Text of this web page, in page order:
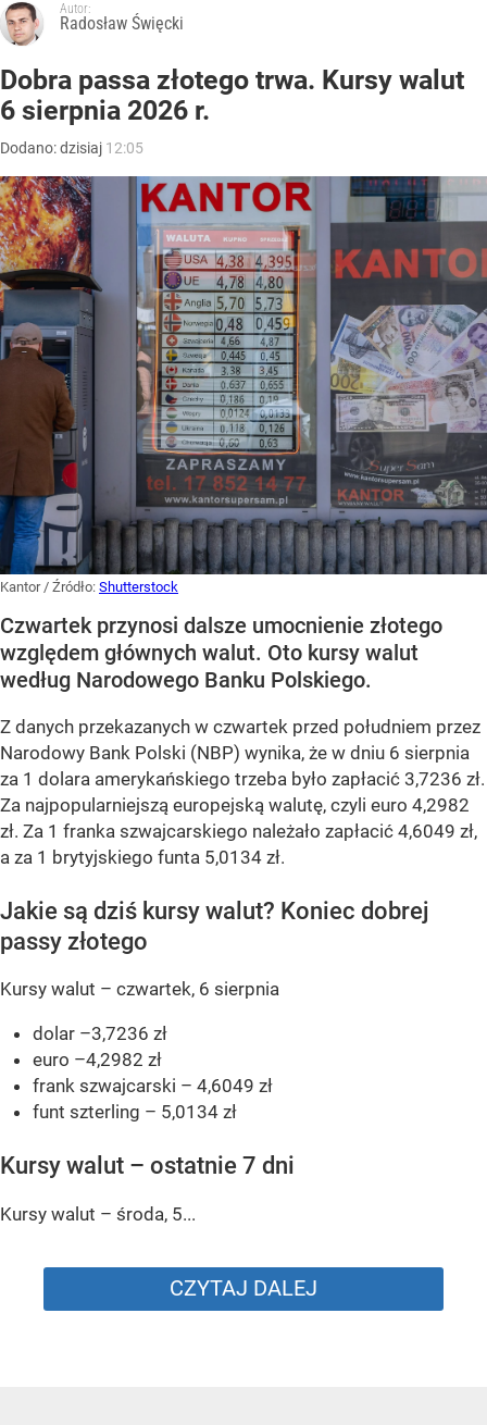
Autor:
Radosław Święcki
Dobra passa złotego trwa. Kursy walut
6 sierpnia 2026 r.
Dodano:dzisiaj 12:05
Kantor/ Źródło: Shutterstock
Czwartek przynosi dalsze umocnienie złotego
względem głównych walut. Oto kursy walut
według Narodowego Banku Polskiego.
Z danych przekazanych w czwartek przed południem przez
Narodowy Bank Polski (NBP) wynika, że w dniu 6 sierpnia
za 1 dolara amerykańskiego trzeba było zapłacić 3,7236 zł.
Za najpopularniejszą europejską walutę, czyli euro 4,2982
zł. Za 1 franka szwajcarskiego należało zapłacić 4,6049 zł,
a za 1 brytyjskiego funta 5,0134 zł.
Jakie są dziś kursy walut? Koniec dobrej
passy złotego
Kursy walut – czwartek, 6 sierpnia
dolar –3,7236 zł
euro –4,2982 zł
frank szwajcarski – 4,6049 zł
funt szterling – 5,0134 zł
Kursy walut – ostatnie 7 dni
Kursy walut – środa, 5...
CZYTAJ DALEJ